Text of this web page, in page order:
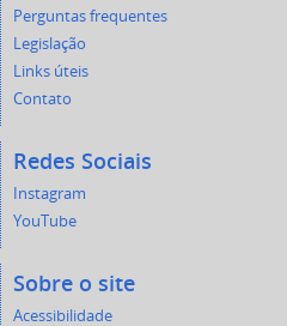
Perguntas frequentes
Legislação
Links úteis
Contato
Redes Sociais
Instagram
YouTube
Sobre o site
Acessibilidade